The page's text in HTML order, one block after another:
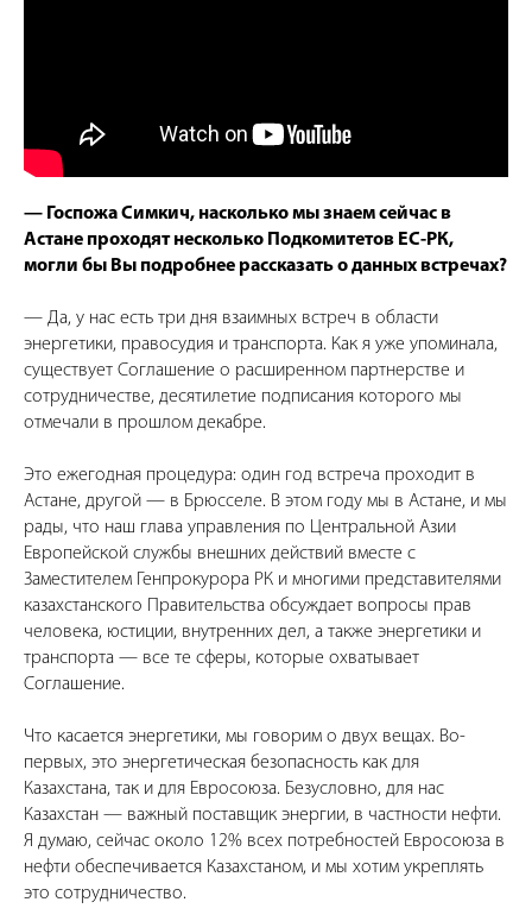
— Госпожа Симкич, насколько мы знаем сейчас в
Астане проходят несколько Подкомитетов ЕС-РК,
могли бы Вы подробнее рассказать о данных встречах?
— Да, у нас есть три дня взаимных встреч в области
энергетики, правосудия и транспорта. Как я уже упоминала,
существует Соглашение о расширенном партнерстве и
сотрудничестве, десятилетие подписания которого мы
отмечали в прошлом декабре.
Это ежегодная процедура: один год встреча проходит в
Астане, другой — в Брюсселе. В этом году мы в Астане, и мы
рады, что наш глава управления по Центральной Азии
Европейской службы внешних действий вместе с
Заместителем Генпрокурора РК и многими представителями
казахстанского Правительства обсуждает вопросы прав
человека, юстиции, внутренних дел, а также энергетики и
транспорта — все те сферы, которые охватывает
Соглашение.
Что касается энергетики, мы говорим о двух вещах. Во-
первых, это энергетическая безопасность как для
Казахстана, так и для Евросоюза. Безусловно, для нас
Казахстан — важный поставщик энергии, в частности нефти.
Я думаю, сейчас около 12% всех потребностей Евросоюза в
нефти обеспечивается Казахстаном, и мы хотим укреплять
это сотрудничество.